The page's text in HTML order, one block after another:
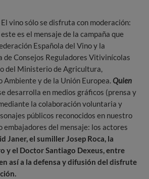
El vino sólo se disfruta con moderación:
este es el mensaje de la campaña que
Española del Vino y la
de Consejos Reguladores Vitivinícolas
del Ministerio de Agricultura,
y de la Unión Europea. Quien
desarrolla en medios gráficos (prensa y
la colaboración voluntaria y
públicos reconocidos en nuestro
embajadores del mensaje: los actores
Janer, el sumillerJosep Roca, la
y el DoctorSantiago Dexeus, entre
así a la defensa y difusión del disfrute